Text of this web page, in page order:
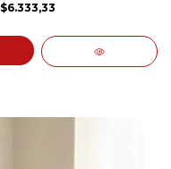
$6.333,33